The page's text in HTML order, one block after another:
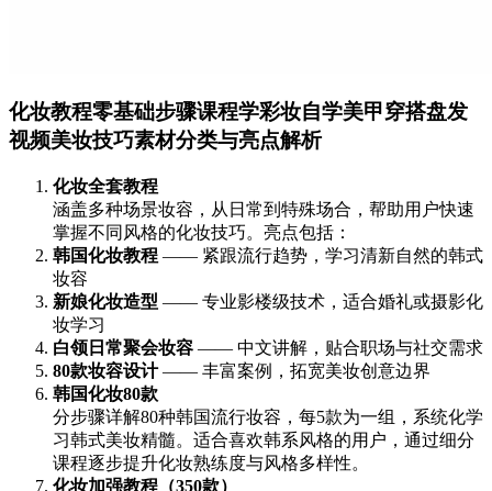
化妆教程零基础步骤课程学彩妆自学美甲穿搭盘发
视频美妆技巧素材分类与亮点解析
化妆全套教程
涵盖多种场景妆容，从日常到特殊场合，帮助用户快速
掌握不同风格的化妆技巧。亮点包括：
韩国化妆教程 —— 紧跟流行趋势，学习清新自然的韩式
妆容
新娘化妆造型 —— 专业影楼级技术，适合婚礼或摄影化
妆学习
白领日常聚会妆容 —— 中文讲解，贴合职场与社交需求
80款妆容设计—— 丰富案例，拓宽美妆创意边界
韩国化妆80款
分步骤详解80种韩国流行妆容，每5款为一组，系统化学
习韩式美妆精髓。适合喜欢韩系风格的用户，通过细分
课程逐步提升化妆熟练度与风格多样性。
化妆加强教程（350款）